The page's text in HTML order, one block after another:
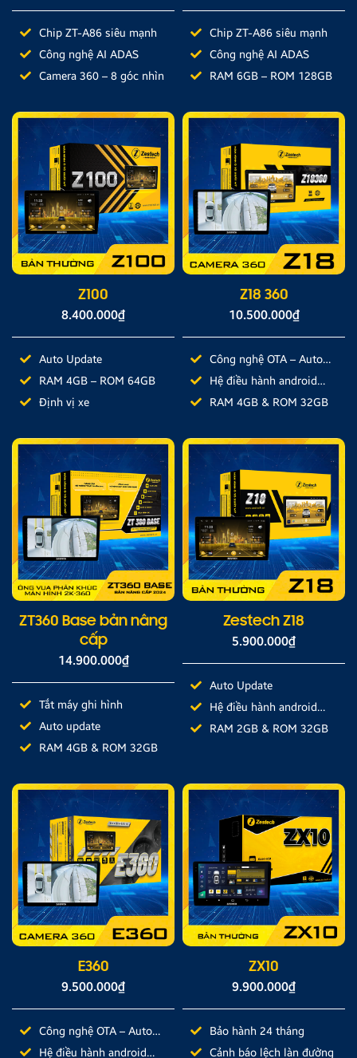
Chip ZT-A86 siêu mạnh
Công nghệ AI ADAS
Camera 360 – 8 góc nhìn
Chip ZT-A86 siêu mạnh
Công nghệ AI ADAS
RAM 6GB – ROM 128GB
Z100
8.400.000₫
Auto Update
RAM 4GB – ROM 64GB
Định vị xe
Z18 360
10.500.000₫
Công nghệ OTA – Auto
UpdateHệ điều hành android
10.0RAM 4GB & ROM 32GB
ZT360 Base bản nâng
cấp
14.900.000₫
Tắt máy ghi hình
Auto update
RAM 4GB & ROM 32GB
Zestech Z18
5.900.000₫
Auto Update
Hệ điều hành android
10.0RAM 2GB & ROM 32GB
E360
9.500.000₫
Công nghệ OTA – Auto
UpdateHệ điều hành android
ZX10
9.900.000₫
Bảo hành 24 tháng
Cảnh báo lệch làn đường